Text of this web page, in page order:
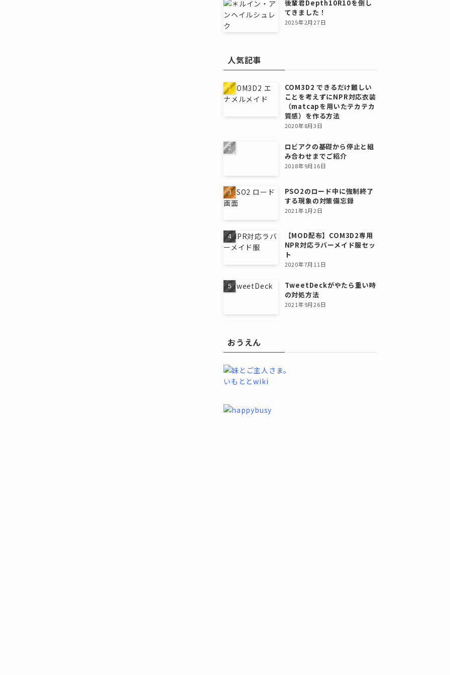
後輩君Depth10R10を倒し
てきました！
2025年2月27日
人気記事
COM3D2 できるだけ難しい
ことを考えずにNPR対応衣装
（matcapを用いたテカテカ
質感）を作る方法
2020年8月3日
ロビアクの基礎から停止と組
み合わせまでご紹介
2018年9月16日
PSO2のロード中に強制終了
する現象の対策備忘録
2021年1月2日
【MOD配布】COM3D2専用
NPR対応ラバーメイド服セッ
ト
2020年7月11日
TweetDeckがやたら重い時
の対処方法
2021年9月26日
おうえん
いもととwiki